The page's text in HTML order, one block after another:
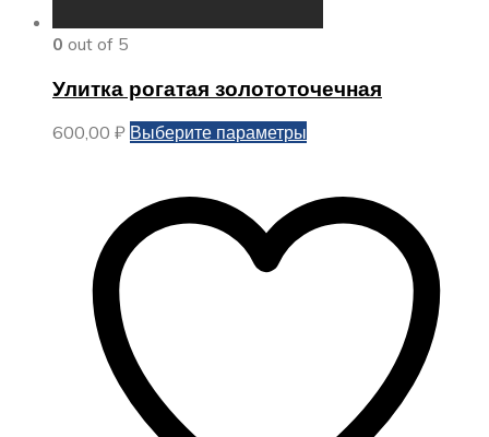
0 out of 5
Улитка рогатая золототочечная
600,00 ₽ Выберите параметры
несколько
вариаций.
Опции